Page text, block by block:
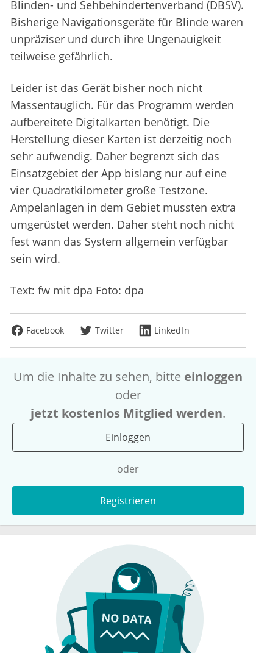
Blinden- und Sehbehindertenverband (DBSV).
Bisherige Navigationsgeräte für Blinde waren
unpräziser und durch ihre Ungenauigkeit
teilweise gefährlich.
Leider ist das Gerät bisher noch nicht
Massentauglich. Für das Programm werden
aufbereitete Digitalkarten benötigt. Die
Herstellung dieser Karten ist derzeitig noch
sehr aufwendig. Daher begrenzt sich das
Einsatzgebiet der App bislang nur auf eine
vier Quadratkilometer große Testzone.
Ampelanlagen in dem Gebiet mussten extra
umgerüstet werden. Daher steht noch nicht
fest wann das System allgemein verfügbar
sein wird.
Text: fw mit dpa Foto: dpa
Facebook Twitter LinkedIn
Um die Inhalte zu sehen, bitte einloggen
oder
jetzt kostenlos Mitglied werden.
Einloggen
oder
Registrieren